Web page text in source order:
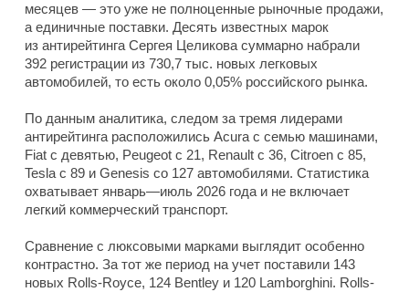
месяцев — это уже не полноценные рыночные продажи,
а единичные поставки. Десять известных марок
из антирейтинга Сергея Целикова суммарно набрали
392 регистрации из 730,7 тыс. новых легковых
автомобилей, то есть около 0,05% российского рынка.
По данным аналитика, следом за тремя лидерами
антирейтинга расположились Acura с семью машинами,
Fiat с девятью, Peugeot с 21, Renault с 36, Citroen с 85,
Tesla с 89 и Genesis со 127 автомобилями. Статистика
охватывает январь—июль 2026 года и не включает
легкий коммерческий транспорт.
Сравнение с люксовыми марками выглядит особенно
контрастно. За тот же период на учет поставили 143
новых Rolls-Royce, 124 Bentley и 120 Lamborghini. Rolls-